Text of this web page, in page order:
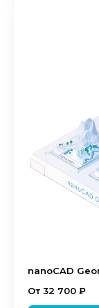
nanoCAD
От 32 700 ₽